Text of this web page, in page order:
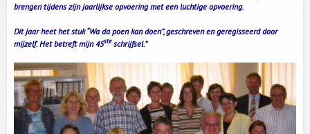
brengen tijdens zijn jaarlijkse opvoering met een luchtige opvoering.
Dit jaar heet het stuk“Wa da poen kan doen”, geschreven en geregisseerd door
mijzelf. Het betreft mijn 45steschrijfsel.”